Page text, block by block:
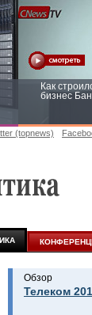
Как
бизнес
(topnews)
Обзор
Телеком